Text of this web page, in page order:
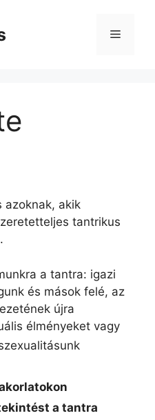
Menü
azoknak, akik
tantrikus
a tantra: igazi
és mások felé, az
újra
élményeket vagy
a tantra